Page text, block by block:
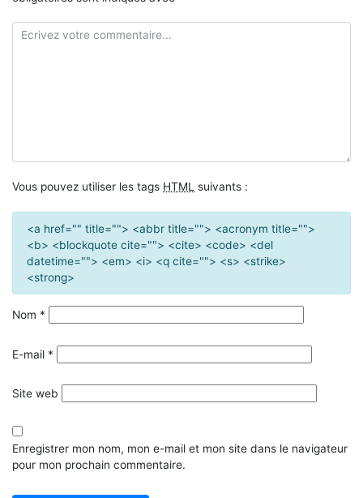
Vous pouvez utiliser les tags HTML suivants :
<a href="" title=""> <abbr title=""> <acronym title="">
<b> <blockquote cite=""> <cite> <code> <del
datetime=""> <em> <i> <q cite=""> <s> <strike>
<strong>
Nom *
E-mail *
Site web
Enregistrer mon nom, mon e-mail et mon site dans le navigateur
pour mon prochain commentaire.